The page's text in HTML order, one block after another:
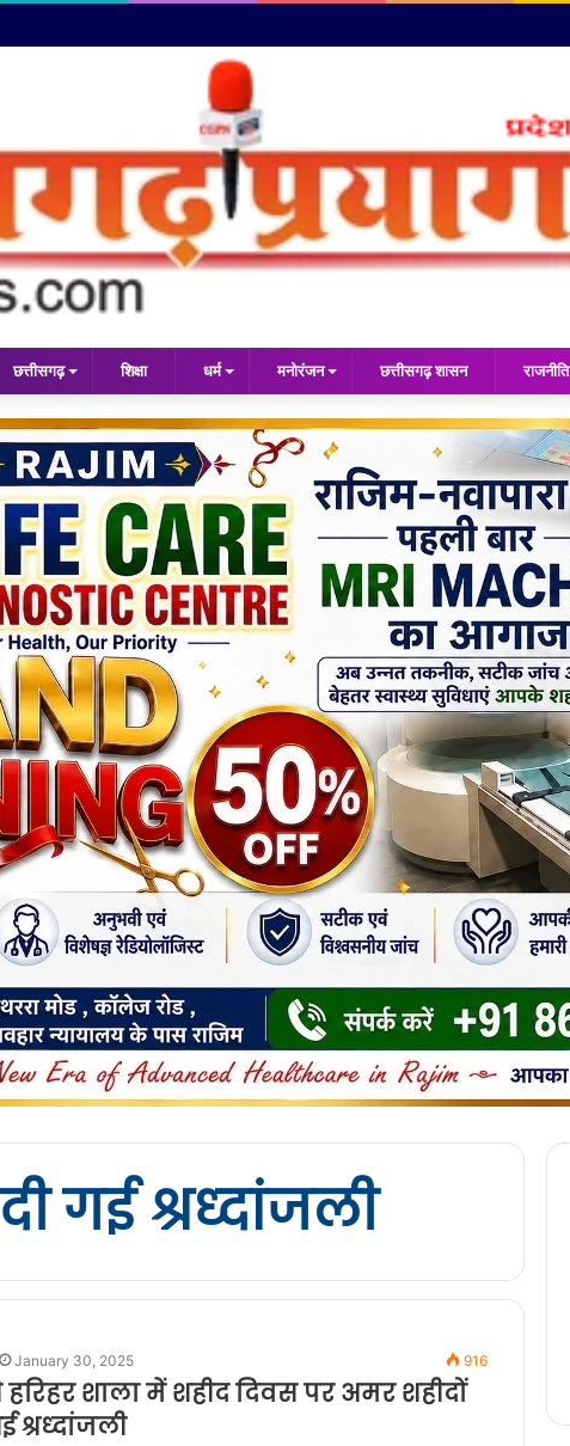
छत्तीसगढ़ शिक्षा धर्म मनोरंजन छत्तीसगढ़ शासन राजनीति
गई श्रध्दांजली
January 30, 2025 916
हरिहर शाला में शहीद दिवस पर अमर शहीदों
श्रध्दांजली